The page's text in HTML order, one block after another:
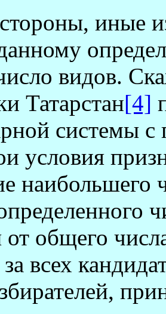
иные
видов.
Татарстан[4]
системы с
условия
наибольшего
общего
всех